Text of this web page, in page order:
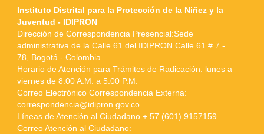
Instituto Distrital para la Protección de la Niñez y la
Juventud - IDIPRON
Dirección de Correspondencia Presencial:Sede
administrativa de la Calle 61 del IDIPRON Calle 61 # 7 -
78, Bogotá - Colombia
Horario de Atención para Trámites de Radicación: lunes a
viernes de 8:00 A.M. a 5:00 P.M.
Correo Electrónico Correspondencia Externa:
correspondencia@idipron.gov.co
Líneas de Atención al Ciudadano + 57 (601) 9157159
Correo Atención al Ciudadano: